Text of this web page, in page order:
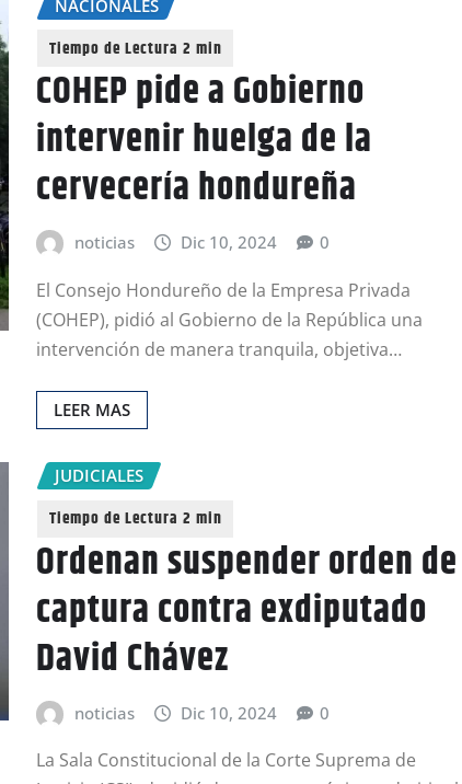
NACIONALES
COHEP pide a Gobierno
intervenir huelga de la
cervecería hondureña
noticias Dic 10, 2024 0
El Consejo Hondureño de la Empresa Privada
(COHEP), pidió al Gobierno de la República una
intervención de manera tranquila, objetiva…
LEER MAS
JUDICIALES
Ordenan suspender orden de
captura contra exdiputado
David Chávez
noticias Dic 10, 2024 0
La Sala Constitucional de la Corte Suprema de